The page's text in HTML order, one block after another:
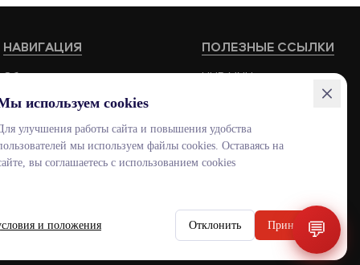
RUS
НАВИГАЦИЯ
Образовательные программы
Вакансии
Школы
Контакты
ПОЛЕЗНЫЕ ССЫЛКИ
HUB MNU
Canvas
Platonus
Smart MNU
используем cookies
улучшения работы сайта и повышения удобства
мы используем файлы cookies. Оставаясь на
вы соглашаетесь с использованием cookies
и положения Отклонить Принять 💬